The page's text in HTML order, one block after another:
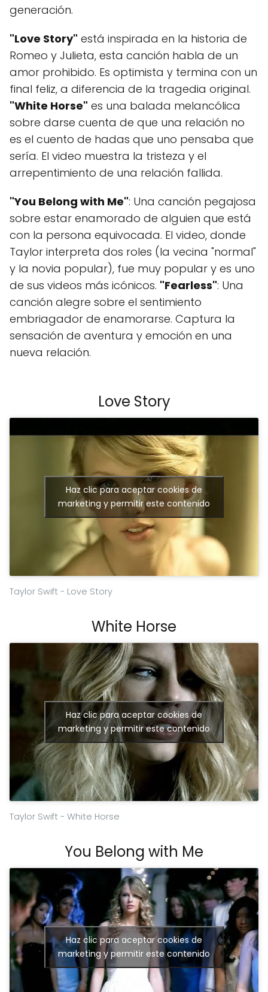
generación.
"Love Story" está inspirada en la historia de
Romeo y Julieta, esta canción habla de un
amor prohibido. Es optimista y termina con un
final feliz, a diferencia de la tragedia original.
"White Horse" es una balada melancólica
sobre darse cuenta de que una relación no
es el cuento de hadas que uno pensaba que
sería. El video muestra la tristeza y el
arrepentimiento de una relación fallida.
"You Belong with Me": Una canción pegajosa
sobre estar enamorado de alguien que está
con la persona equivocada. El video, donde
Taylor interpreta dos roles (la vecina "normal"
y la novia popular), fue muy popular y es uno
de sus videos más icónicos. "Fearless": Una
canción alegre sobre el sentimiento
embriagador de enamorarse. Captura la
sensación de aventura y emoción en una
nueva relación.
Love Story
Haz clic para aceptar cookies de
marketing y permitir este contenido
Taylor Swift - Love Story
White Horse
Haz clic para aceptar cookies de
marketing y permitir este contenido
Taylor Swift - White Horse
You Belong with Me
Haz clic para aceptar cookies de
marketing y permitir este contenido